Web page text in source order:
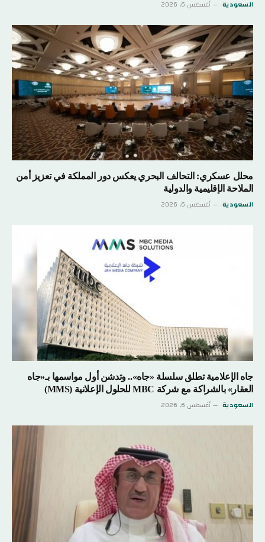
السعودية أغسطس 6, 2026
محلل عسكري: التحالف البحري يعكس دور المملكة في تعزيز أمن
الملاحة الإقليمية والدولية
السعودية أغسطس 6, 2026
جاه الإعلامية تطلق سلسلة «جاه».. وتدشن أول مواسمها بـ«جاه
العقار» بالشراكة مع شركة MBC للحلول الإعلانية (MMS)
السعودية أغسطس 6, 2026